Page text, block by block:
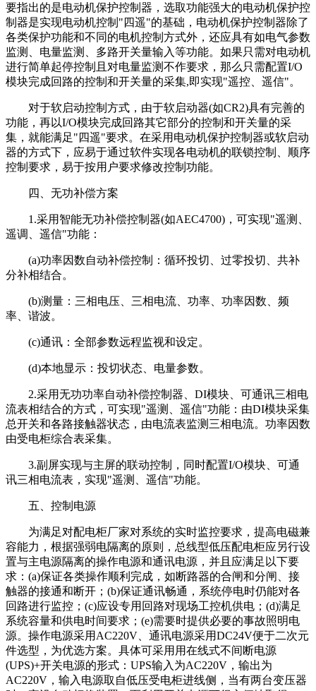
要指出的是电动机保护控制器，选取功能强大的电动机保护控
制器是实现电动机控制"四遥"的基础，电动机保护控制器除了
各类保护功能和不同的电机控制方式外，还应具有如电气参数
监测、电量监测、多路开关量输入等功能。如果只需对电动机
进行简单起停控制且对电量监测不作要求，那么只需配置I/O
模块完成回路的控制和开关量的采集,即实现"遥控、遥信"。
对于软启动控制方式，由于软启动器(如CR2)具有完善的
功能，再以I/O模块完成回路其它部分的控制和开关量的采
集，就能满足"四遥"要求。在采用电动机保护控制器或软启动
器的方式下，应易于通过软件实现各电动机的联锁控制、顺序
控制要求，易于按用户要求修改控制功能。
四、无功补偿方案
1.采用智能无功补偿控制器(如AEC4700)，可实现"遥测、
遥调、遥信"功能：
(a)功率因数自动补偿控制：循环投切、过零投切、共补
分补相结合。
(b)测量：三相电压、三相电流、功率、功率因数、频
率、谐波。
(c)通讯：全部参数远程监视和设定。
(d)本地显示：投切状态、电量参数。
2.采用无功功率自动补偿控制器、DI模块、可通讯三相电
流表相结合的方式，可实现"遥测、遥信"功能：由DI模块采集
总开关和各路接触器状态，由电流表监测三相电流。功率因数
由受电柜综合表采集。
3.副屏实现与主屏的联动控制，同时配置I/O模块、可通
讯三相电流表，实现"遥测、遥信"功能。
五、控制电源
为满足对配电柜厂家对系统的实时监控要求，提高电磁兼
容能力，根据强弱电隔离的原则，总线型低压配电柜应另行设
置与主电源隔离的操作电源和通讯电源，并且应满足以下要
求：(a)保证各类操作顺利完成，如断路器的合闸和分闸、接
触器的接通和断开；(b)保证通讯畅通，系统停电时仍能对各
回路进行监控；(c)应设专用回路对现场工控机供电；(d)满足
系统容量和供电时间要求；(e)需要时提供必要的事故照明电
源。操作电源采用AC220V、通讯电源采用DC24V便于二次元
件选型，为优选方案。具体可采用用在线式不间断电源
(UPS)+开关电源的形式：UPS输入为AC220V，输出为
AC220V，输入电源取自低压受电柜进线侧，当有两台变压器